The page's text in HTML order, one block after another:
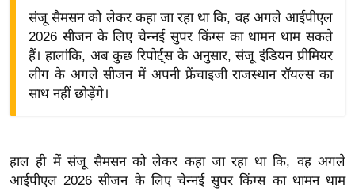
द्यो
वि
संजू सैमसन को लेकर कहा जा रहा था कि, वह अगले आईपीएल
2026 सीजन के लिए चेन्नई सुपर किंग्स का थामन थाम सकते
हैं। हालांकि, अब कुछ रिपोर्ट्स के अनुसार, संजू इंडियन प्रीमियर
लीग के अगले सीजन में अपनी फ्रेंचाइजी राजस्थान रॉयल्स का
साथ नहीं छोड़ेंगे।
हाल ही मेंसंजू सैमसनको लेकर कहा जा रहा था कि, वह अगले
आईपीएल 2026 सीजन के लिए चेन्नईसुपर किंग्सका थामनथाम